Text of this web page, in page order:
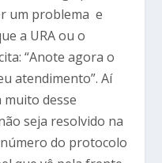
um problema e
a URA ou o
“Anote agora o
atendimento”. Aí
muito desse
seja resolvido na
do protocolo